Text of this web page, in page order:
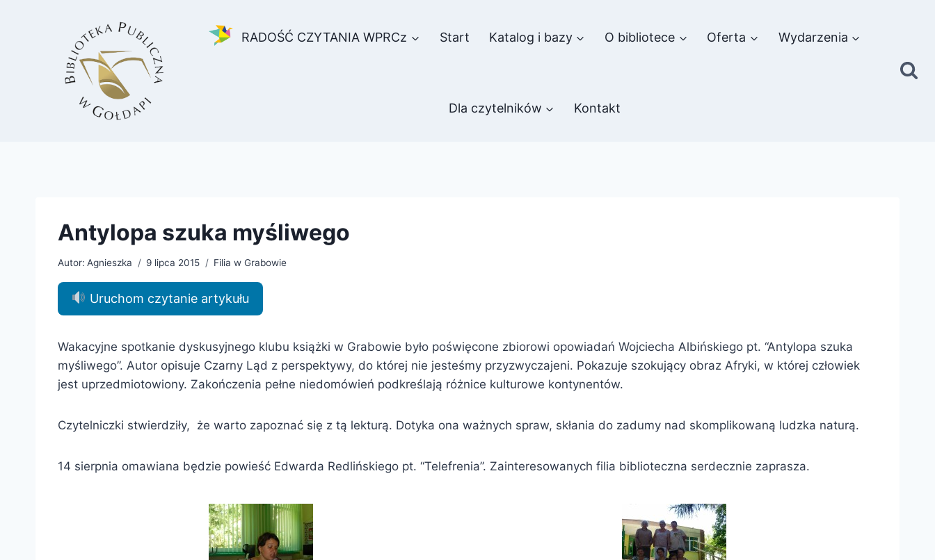
RADOŚĆ CZYTANIA WPRCz Start Katalog i bazy O bibliotece Oferta Wydarzenia
Dla czytelników Kontakt
Antylopa szuka myśliwego
Autor: Agnieszka 9 lipca 2015 Filia w Grabowie
Uruchom czytanie artykułu
Wakacyjne spotkanie dyskusyjnego klubu książki w Grabowie było poświęcone zbiorowi opowiadań Wojciecha Albińskiego pt. “Antylopa szuka
myśliwego”. Autor opisuje Czarny Ląd z perspektywy, do której nie jesteśmy przyzwyczajeni. Pokazuje szokujący obraz Afryki, w której człowiek
jest uprzedmiotowiony. Zakończenia pełne niedomówień podkreślają różnice kulturowe kontynentów.
Czytelniczki stwierdziły, że warto zapoznać się z tą lekturą. Dotyka ona ważnych spraw, skłania do zadumy nad skomplikowaną ludzka naturą.
14 sierpnia omawiana będzie powieść Edwarda Redlińskiego pt. “Telefrenia”. Zainteresowanych filia biblioteczna serdecznie zaprasza.